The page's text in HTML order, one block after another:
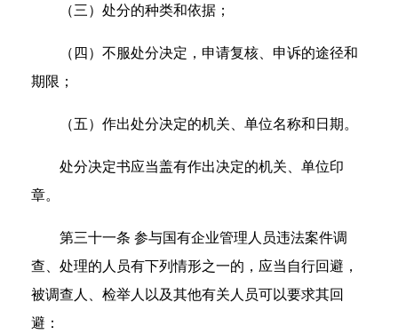
（三）处分的种类和依据；
（四）不服处分决定，申请复核、申诉的途径和
期限；
（五）作出处分决定的机关、单位名称和日期。
处分决定书应当盖有作出决定的机关、单位印
章。
第三十一条 参与国有企业管理人员违法案件调
查、处理的人员有下列情形之一的，应当自行回避，
被调查人、检举人以及其他有关人员可以要求其回
避：